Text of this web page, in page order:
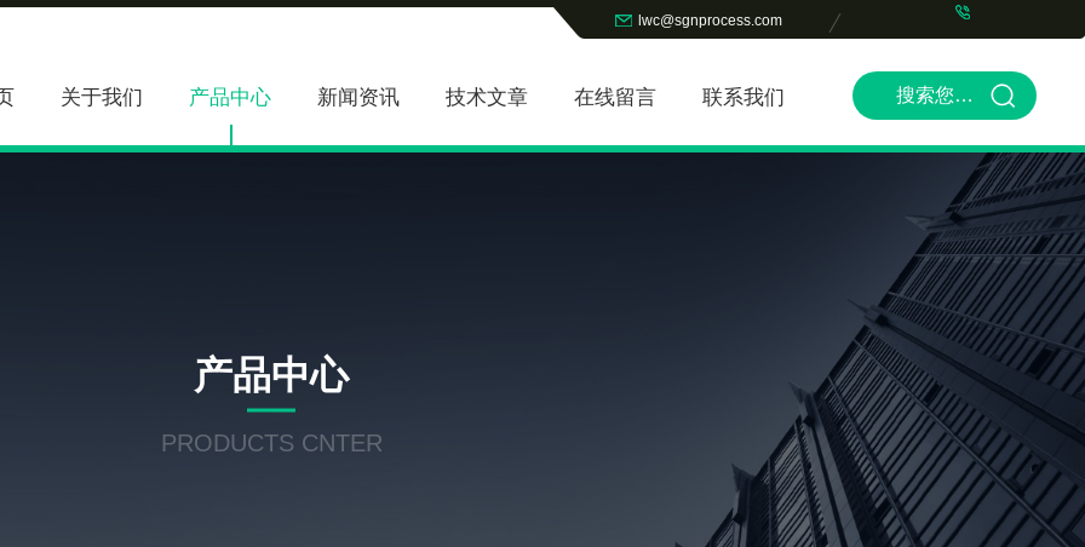
lwc@sgnprocess.com
关于我们 产品中心 新闻资讯 技术文章 在线留言 联系我们
产品中心
PRODUCTS CNTER